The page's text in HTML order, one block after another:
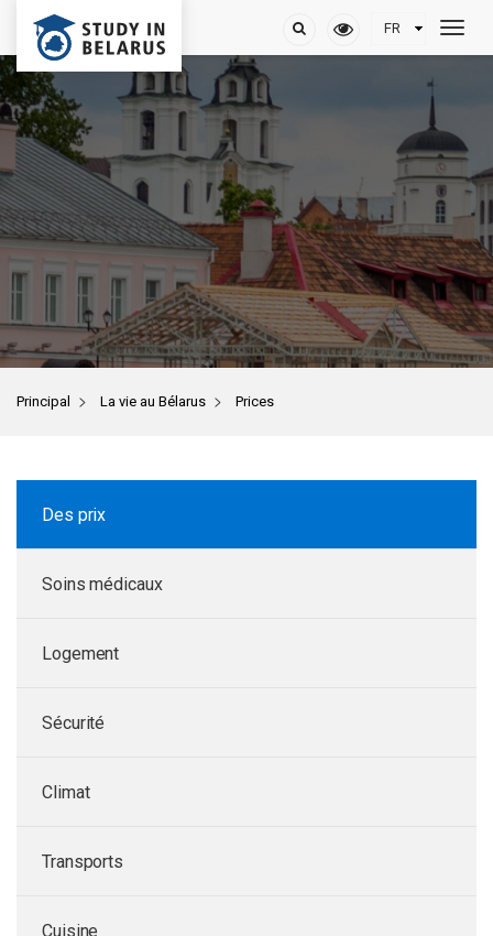
Principal > La vie au Bélarus > Prices
Des prix
Soins médicaux
Logement
Sécurité
Climat
Transports
Cuisine